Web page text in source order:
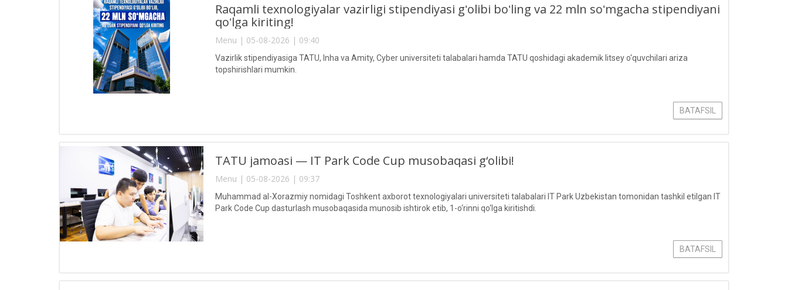
Raqamli texnologiyalar vazirligi stipendiyasi gʻolibi boʻling va 22 mln soʻmgacha stipendiyani
qoʻlga kiriting!
Menu | 05-08-2026 | 09:40
Vazirlik stipendiyasiga TATU, Inha va Amity, Cyber universiteti talabalari hamda TATU qoshidagi akademik litsey o‘quvchilari ariza
topshirishlari mumkin.
BATAFSIL
TATU jamoasi — IT Park Code Cup musobaqasi g‘olibi!
Menu | 05-08-2026 | 09:37
Muhammad al-Xorazmiy nomidagi Toshkent axborot texnologiyalari universiteti talabalari IT Park Uzbekistan tomonidan tashkil etilgan IT
Park Code Cup dasturlash musobaqasida munosib ishtirok etib, 1-o‘rinni qo‘lga kiritishdi.
BATAFSIL